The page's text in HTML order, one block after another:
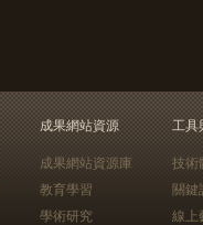
成果網站資源
成果網站資源庫
教育學習
學術研究
工具
技術
關鍵
線上